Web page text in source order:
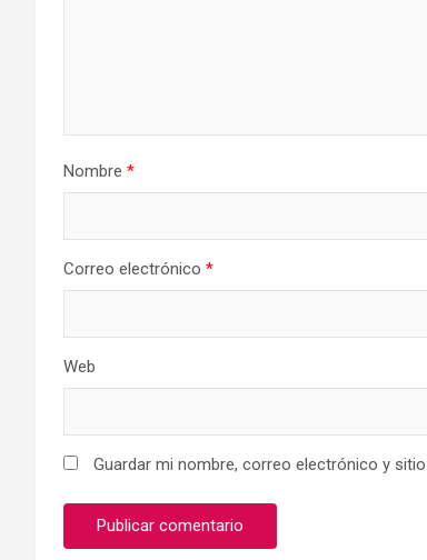
Nombre *
Correo electrónico *
Web
Guardar mi nombre, correo electrónico y